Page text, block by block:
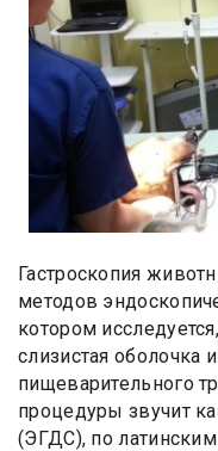
Гастроскопия
методов
котором
слизистая оболочка
пищеварительного
процедуры звучит
(ЭГДС), по